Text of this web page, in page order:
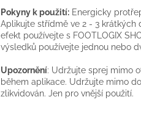
Pokyny k použití: Energicky
Aplikujte střídmě ve 2 - 3 krátkých
efekt používejte s FOOTLOGIX
výsledků používejte jednou nebo
Upozornění: Udržujte sprej mimo
během aplikace. Udržujte mimo
zlikvidován. Jen pro vnější použití.